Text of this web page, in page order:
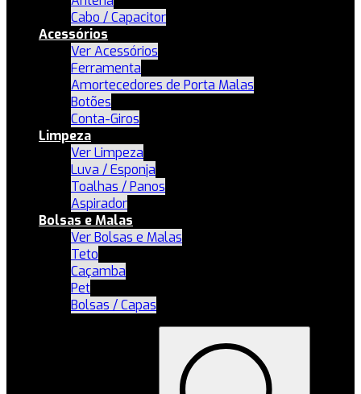
Cabo / Capacitor
Acessórios
Ver Acessórios
Ferramenta
Amortecedores de Porta Malas
Botões
Conta-Giros
Limpeza
Ver Limpeza
Luva / Esponja
Toalhas / Panos
Aspirador
Bolsas e Malas
Ver Bolsas e Malas
Teto
Caçamba
Pet
Bolsas / Capas